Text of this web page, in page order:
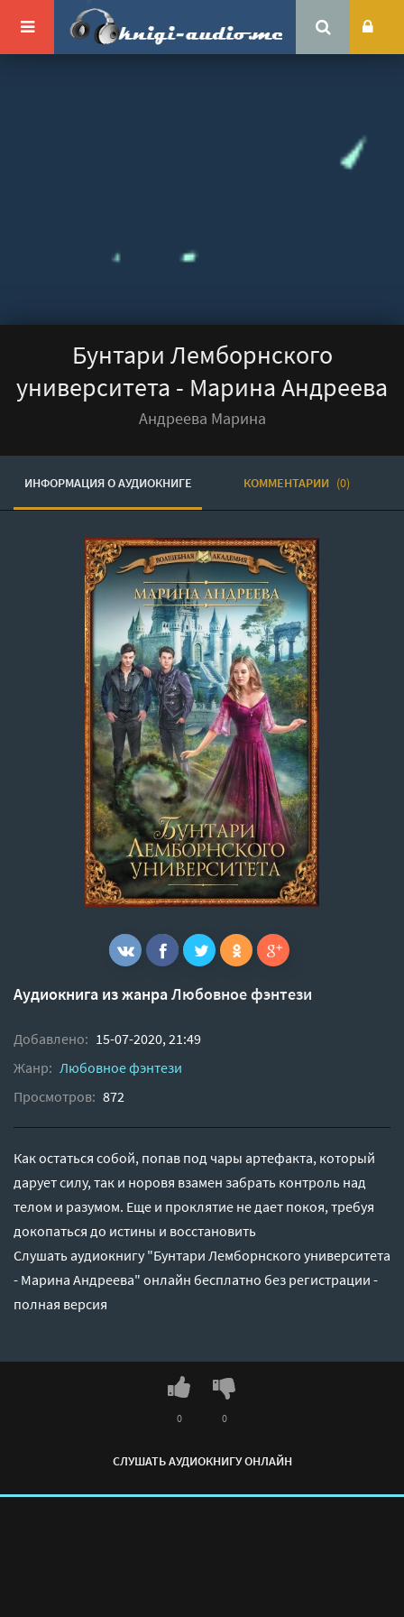
Бунтари Лемборнского
университета - Марина Андреева
Андреева Марина
ИНФОРМАЦИЯ О АУДИОКНИГЕ КОММЕНТАРИИ (0)
Аудиокнига из жанраЛюбовное фэнтези
Добавлено: 15-07-2020, 21:49
Жанр: Любовное фэнтези
Просмотров: 872
Как остаться собой, попав под чары артефакта, который
дарует силу, так и норовя взамен забрать контроль над
телом и разумом. Еще и проклятие не дает покоя, требуя
докопаться до истины и восстановить
Слушать аудиокнигу "Бунтари Лемборнского университета
- Марина Андреева" онлайн бесплатно без регистрации -
полная версия
СЛУШАТЬ АУДИОКНИГУ ОНЛАЙН
0 0